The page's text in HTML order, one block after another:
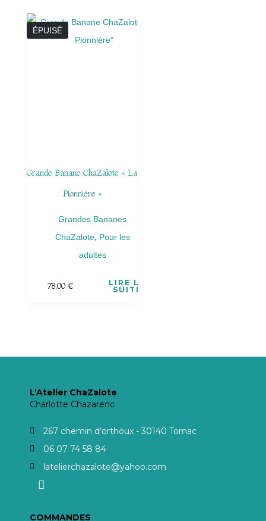
ÉPUISÉ
Grande Banane ChaZalote « La
Pionnière »
Grandes Bananes
ChaZalote, Pour les
adultes
78,00 €
LIRE LA
SUITE
L’Atelier ChaZalote
Charlotte Chazarenc
267 chemin d’orthoux - 30140 Tornac
06 07 74 58 84
latelierchazalote@yahoo.com
COMMANDES